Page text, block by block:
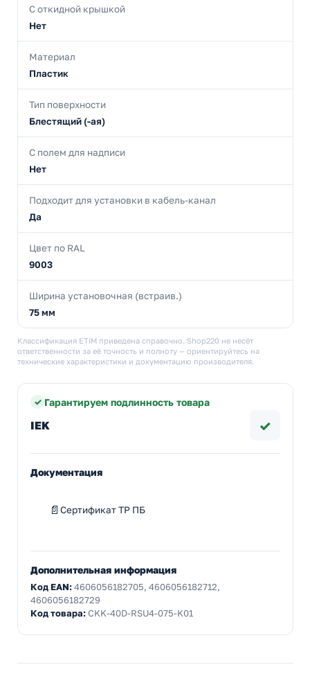
С откидной крышкой
Нет
Материал
Пластик
Тип поверхности
Блестящий (-ая)
С полем для надписи
Нет
Подходит для установки в кабель-канал
Да
Цвет по RAL
9003
Ширина установочная (встраив.)
75 мм
Классификация ETIM приведена справочно. Shop220 не несёт
ответственности за её точность и полноту — ориентируйтесь на
технические характеристики и документацию производителя.
Гарантируем подлинность товара
IEK ✓
Документация
Сертификат ТР ПБ
Дополнительная информация
Код EAN:4606056182705, 4606056182712,
4606056182729
Код товара:CKK-40D-RSU4-075-K01